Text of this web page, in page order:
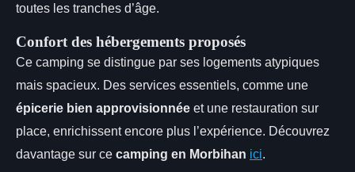
toutes les tranches d’âge.
Confort des hébergements proposés
Ce camping se distingue par ses logements atypiques
mais spacieux. Des services essentiels, comme une
épicerie bien approvisionnée et une restauration sur
place, enrichissent encore plus l’expérience. Découvrez
davantage sur ce camping en Morbihan ici.